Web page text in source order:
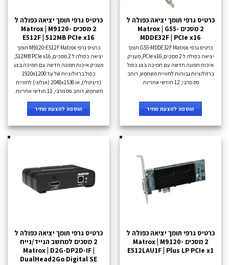
כרטיס גרפי תומך יציאה כפולה ל
2 מסכים Matrox | G55-
MDDE32F | PCIe x16
כרטיס גרפי G55-MDDE32F Matrox תומך
יציאה כפולה ל 2 מסכים, PCIe x16, מעניק
איכות תמונה חדשה עם תמיכה בצג כפול
ברזולוציות גבוהות לחוויית משתמש, רוחב
פס מרבי, 12 חודשי אחריות.
הוספה להצעת מחיר
כרטיס גרפי תומך יציאה כפולה ל
2 מסכים Matrox | M9120-
E512F | 512MB PCIe x16
כרטיס גרפי M9120-E512F Matrox תומך
יציאה כפולה ל 2 מסכים, 512MB PCIe x16,
מעניק איכות תמונה חדשה עם תמיכה בצג
כפול ברזולוציות של עד 1920x1200
(דיגיטלי), או 2048x1536 (אנלוגי) לחוויית
משתמש, רוחב פס מרבי, 12 חודשי אחריות.
הוספה להצעת מחיר
כרטיס גרפי תומך יציאה כפולה ל
2 מסכים Matrox | M9120-
E512LAU1F | Plus LP PCIe x1
כרטיס גרפי תומך יציאה כפולה ל
2 מסכים למחשב הנייד/נייח
Matrox | D2G-DP2D-IF |
DualHead2Go Digital SE